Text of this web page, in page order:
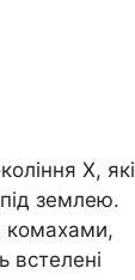
Х, які
землею.
комахами,
встелені